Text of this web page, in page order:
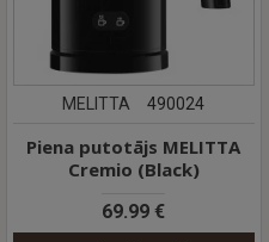
MELITTA 490024
Piena putotājs MELITTA
Cremio (Black)
69.99 €